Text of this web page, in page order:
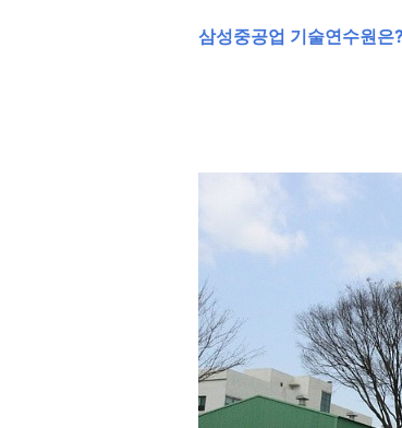
삼성중공업 기술연수원은